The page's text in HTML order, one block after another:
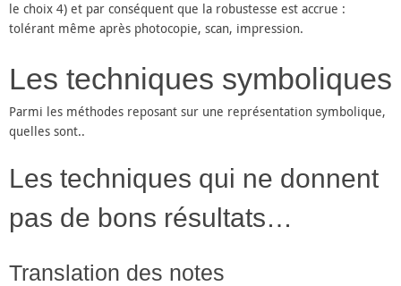
le choix 4) et par conséquent que la robustesse est accrue :
tolérant même après photocopie, scan, impression.
Les techniques symboliques
Parmi les méthodes reposant sur une représentation symbolique,
quelles sont..
Les techniques qui ne donnent
pas de bons résultats…
Translation des notes